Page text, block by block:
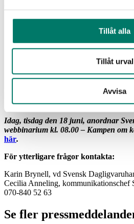
Tillåt alla
Tillåt urval
Avvisa
– I maj drevs den positiva
dagligvaruhandeln främst av den
e-handelsutvecklingen var
en betydligt lägre utvecklingstakt
handelsandelen ligger nu stabilt
* Avrundat med en decimal.
Idag, tisdag den 18 juni, anordnar
webbinarium kl. 08.00 – Kampen om
här.
För ytterligare frågor kontakta:
Karin Brynell, vd Svensk
Cecilia Anneling, kommunikationschef
070-840 52 63
Se fler